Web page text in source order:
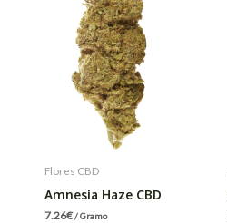
Flores CBD
Amnesia Haze CBD
7.26€/ Gramo